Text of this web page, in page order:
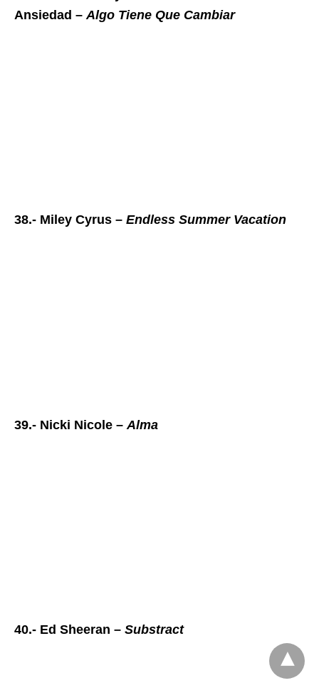
Ansiedad – Algo Tiene Que Cambiar
38.- Miley Cyrus – Endless Summer Vacation
39.- Nicki Nicole – Alma
40.- Ed Sheeran – Substract